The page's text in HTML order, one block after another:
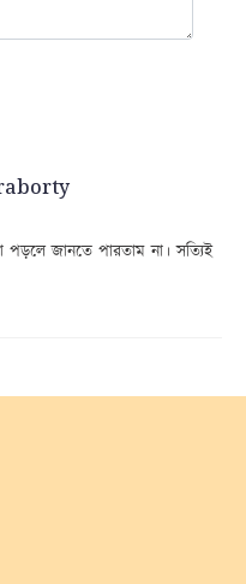
পড়লে জানতে পারতাম না। সত্যিই